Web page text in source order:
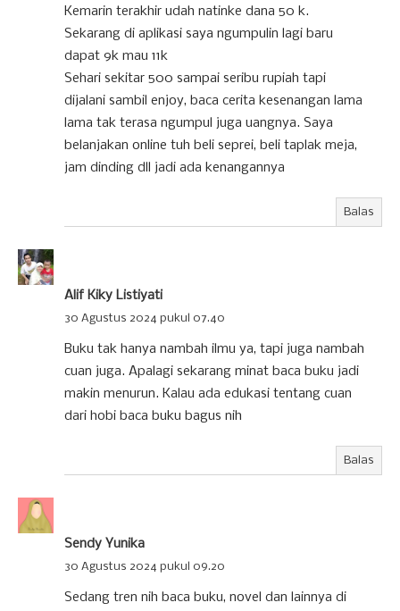
Kemarin terakhir udah natinke dana 50 k.
Sekarang di aplikasi saya ngumpulin lagi baru
dapat 9k mau 11k
Sehari sekitar 500 sampai seribu rupiah tapi
dijalani sambil enjoy, baca cerita kesenangan lama
lama tak terasa ngumpul juga uangnya. Saya
belanjakan online tuh beli seprei, beli taplak meja,
jam dinding dll jadi ada kenangannya
Balas
Alif Kiky Listiyati
30 Agustus 2024 pukul 07.40
Buku tak hanya nambah ilmu ya, tapi juga nambah
cuan juga. Apalagi sekarang minat baca buku jadi
makin menurun. Kalau ada edukasi tentang cuan
dari hobi baca buku bagus nih
Balas
Sendy Yunika
30 Agustus 2024 pukul 09.20
Sedang tren nih baca buku, novel dan lainnya di